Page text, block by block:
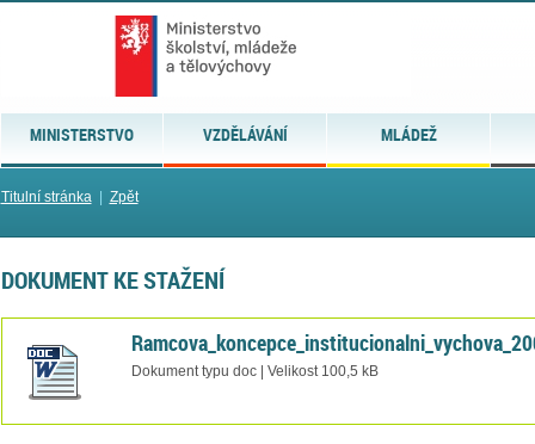
MINISTERSTVO VZDĚLÁVÁNÍ MLÁDEŽ
Titulní stránka| Zpět
DOKUMENT KE STAŽENÍ
Dokument typu doc | Velikost 100,5 kB